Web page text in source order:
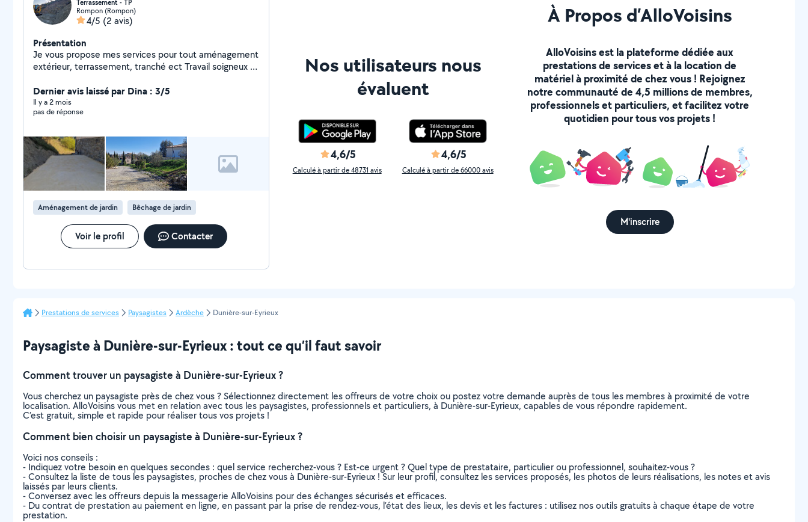
Terrassement - TP
Rompon (Rompon)
4/5 (2 avis)
Présentation
Je vous propose mes services pour tout aménagement
extérieur, terrassement, tranché ect Travail soigneux et
gratuit
Dernier avis laissé par Dina : 3/5
Il y a 2 mois
pas de réponse
Aménagement de jardin Bêchage de jardin
Voir le profil Contacter
Nos utilisateurs nous
évaluent
4,6/5
Calculé à partir de 48731 avis
4,6/5
Calculé à partir de 66000 avis
À Propos d’AlloVoisins
AlloVoisins est la plateforme dédiée aux
prestations de services et à la location de
matériel à proximité de chez vous ! Rejoignez
notre communauté de 4,5 millions de membres,
professionnels et particuliers, et facilitez votre
quotidien pour tous vos projets !
M'inscrire
Prestations de services Paysagistes Ardèche Dunière-sur-Eyrieux
Paysagiste à Dunière-sur-Eyrieux : tout ce qu’il faut savoir
Comment trouver un paysagiste à Dunière-sur-Eyrieux ?
Vous cherchez un paysagiste près de chez vous ? Sélectionnez directement les offreurs de votre choix ou postez votre demande auprès de tous les membres à proximité de votre
localisation. AlloVoisins vous met en relation avec tous les paysagistes, professionnels et particuliers, à Dunière-sur-Eyrieux, capables de vous répondre rapidement.
C’est gratuit, simple et rapide pour réaliser tous vos projets !
Comment bien choisir un paysagiste à Dunière-sur-Eyrieux ?
Voici nos conseils :
- Indiquez votre besoin en quelques secondes : quel service recherchez-vous ? Est-ce urgent ? Quel type de prestataire, particulier ou professionnel, souhaitez-vous ?
- Consultez la liste de tous les paysagistes, proches de chez vous à Dunière-sur-Eyrieux ! Sur leur profil, consultez les services proposés, les photos de leurs réalisations, les notes et avis
laissés par leurs clients.
- Conversez avec les offreurs depuis la messagerie AlloVoisins pour des échanges sécurisés et efficaces.
- Du contrat de prestation au paiement en ligne, en passant par la prise de rendez-vous, l’état des lieux, les devis et les factures : utilisez nos outils gratuits à chaque étape de votre
prestation.